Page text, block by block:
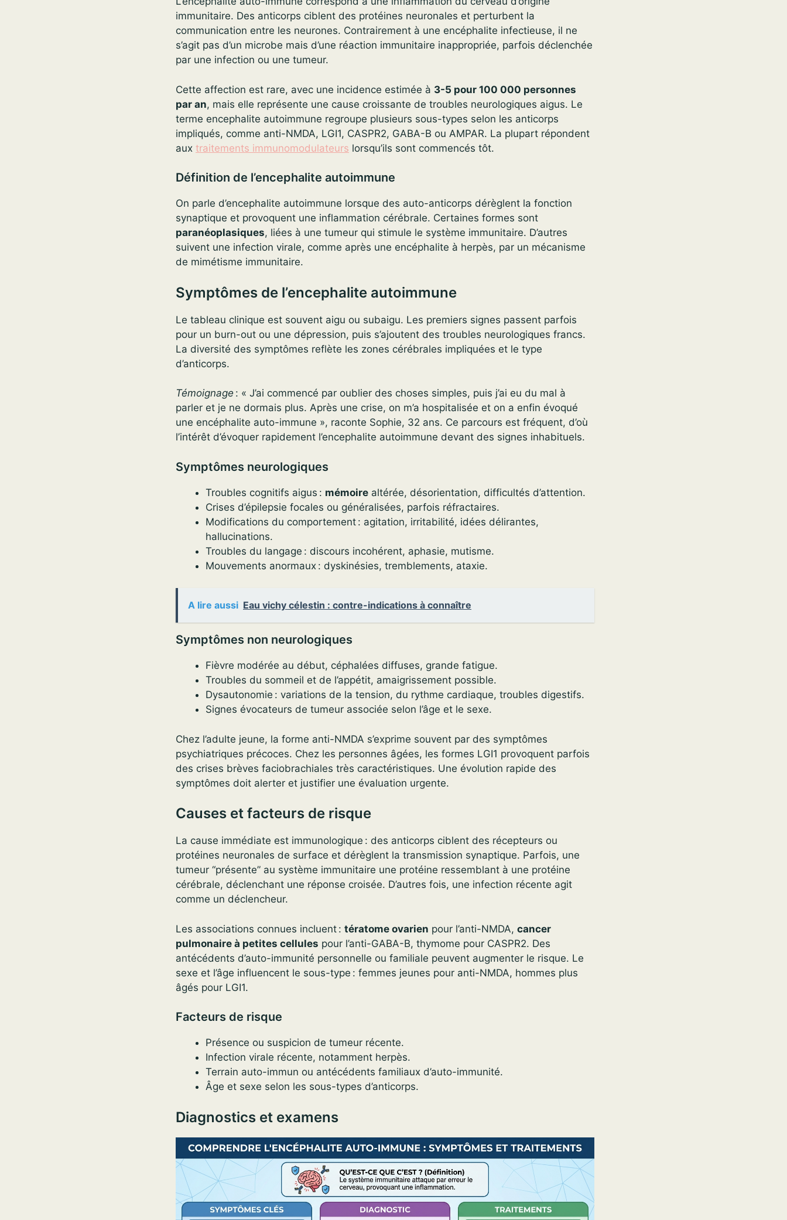
immunitaire. Des anticorps ciblent des protéines neuronales et perturbent la
communication entre les neurones. Contrairement à une encéphalite infectieuse, il ne
s’agit pas d’un microbe mais d’une réaction immunitaire inappropriée, parfois déclenchée
par une infection ou une tumeur.
Cette affection est rare, avec une incidence estimée à 3-5 pour 100 000 personnes
par an, mais elle représente une cause croissante de troubles neurologiques aigus. Le
terme encephalite autoimmune regroupe plusieurs sous-types selon les anticorps
impliqués, comme anti-NMDA, LGI1, CASPR2, GABA-B ou AMPAR. La plupart répondent
aux traitements immunomodulateurs lorsqu’ils sont commencés tôt.
Définition de l’encephalite autoimmune
On parle d’encephalite autoimmune lorsque des auto-anticorps dérèglent la fonction
synaptique et provoquent une inflammation cérébrale. Certaines formes sont
paranéoplasiques, liées à une tumeur qui stimule le système immunitaire. D’autres
suivent une infection virale, comme après une encéphalite à herpès, par un mécanisme
de mimétisme immunitaire.
Symptômes de l’encephalite autoimmune
Le tableau clinique est souvent aigu ou subaigu. Les premiers signes passent parfois
pour un burn-out ou une dépression, puis s’ajoutent des troubles neurologiques francs.
La diversité des symptômes reflète les zones cérébrales impliquées et le type
d’anticorps.
Témoignage : « J’ai commencé par oublier des choses simples, puis j’ai eu du mal à
parler et je ne dormais plus. Après une crise, on m’a hospitalisée et on a enfin évoqué
une encéphalite auto-immune », raconte Sophie, 32 ans. Ce parcours est fréquent, d’où
l’intérêt d’évoquer rapidement l’encephalite autoimmune devant des signes inhabituels.
Symptômes neurologiques
Troubles cognitifs aigus : mémoire altérée, désorientation, difficultés d’attention.
Crises d’épilepsie focales ou généralisées, parfois réfractaires.
Modifications du comportement : agitation, irritabilité, idées délirantes,
hallucinations.
Troubles du langage : discours incohérent, aphasie, mutisme.
Mouvements anormaux : dyskinésies, tremblements, ataxie.
A lire aussi Eau vichy célestin : contre-indications à connaître
Symptômes non neurologiques
Fièvre modérée au début, céphalées diffuses, grande fatigue.
Troubles du sommeil et de l’appétit, amaigrissement possible.
Dysautonomie : variations de la tension, du rythme cardiaque, troubles digestifs.
Signes évocateurs de tumeur associée selon l’âge et le sexe.
Chez l’adulte jeune, la forme anti-NMDA s’exprime souvent par des symptômes
psychiatriques précoces. Chez les personnes âgées, les formes LGI1 provoquent parfois
des crises brèves faciobrachiales très caractéristiques. Une évolution rapide des
symptômes doit alerter et justifier une évaluation urgente.
Causes et facteurs de risque
La cause immédiate est immunologique : des anticorps ciblent des récepteurs ou
protéines neuronales de surface et dérèglent la transmission synaptique. Parfois, une
tumeur “présente” au système immunitaire une protéine ressemblant à une protéine
cérébrale, déclenchant une réponse croisée. D’autres fois, une infection récente agit
comme un déclencheur.
Les associations connues incluent : tératome ovarien pour l’anti-NMDA, cancer
pulmonaire à petites cellules pour l’anti-GABA-B, thymome pour CASPR2. Des
antécédents d’auto-immunité personnelle ou familiale peuvent augmenter le risque. Le
sexe et l’âge influencent le sous-type : femmes jeunes pour anti-NMDA, hommes plus
âgés pour LGI1.
Facteurs de risque
Présence ou suspicion de tumeur récente.
Infection virale récente, notamment herpès.
Terrain auto-immun ou antécédents familiaux d’auto-immunité.
Âge et sexe selon les sous-types d’anticorps.
Diagnostics et examens